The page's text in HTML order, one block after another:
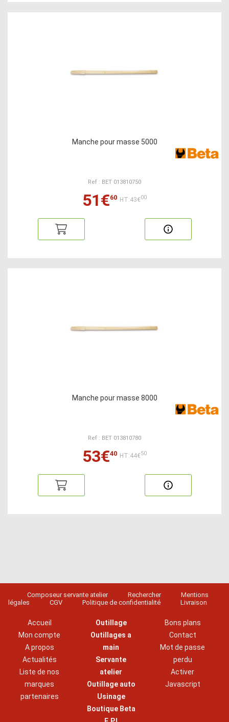
Manche pour masse 5000
Ref : BET 013810750
51€60 HT:43€00
Manche pour masse 8000
Ref : BET 013810780
53€40 HT:44€50
Composeur servante atelier Rechercher
Mentions
légales
CGV Politique de confidentialité Livraison
Accueil
Mon compte
A propos
Actualités
Liste de nos
marques
partenaires
Outillage
Outillages a
main
Servante
atelier
Outillage auto
Usinage
Boutique Beta
Bons plans
Contact
Mot de passe
perdu
Activer
Javascript